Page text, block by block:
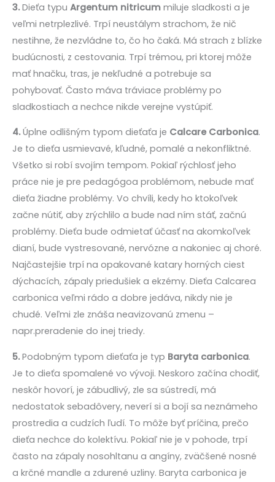
3.Dieťa typu Argentum nitricum miluje sladkosti a je
veľmi netrplezlivé. Trpí neustálym strachom, že nič
nestihne, že nezvládne to, čo ho čaká. Má strach z blízke
budúcnosti, z cestovania. Trpí trémou, pri ktorej môže
mať hnačku, tras, je nekľudné a potrebuje sa
pohybovať. Často máva tráviace problémy po
sladkostiach a nechce nikde verejne vystúpiť.
4.Úplne odlišným typom dieťaťa je Calcare Carbonica.
Je to dieťa usmievavé, kľudné, pomalé a nekonfliktné.
Všetko si robí svojím tempom. Pokiaľ rýchlosť jeho
práce nie je pre pedagógoa problémom, nebude mať
dieťa žiadne problémy. Vo chvíli, kedy ho ktokoľvek
začne nútiť, aby zrýchlilo a bude nad ním stáť, začnú
problémy. Dieťa bude odmietať účasť na akomkoľvek
dianí, bude vystresované, nervózne a nakoniec aj choré.
Najčastejšie trpí na opakované katary horných ciest
dýchacích, zápaly priedušiek a ekzémy. Dieťa Calcarea
carbonica veľmi rádo a dobre jedáva, nikdy nie je
chudé. Veľmi zle znáša neavizovanú zmenu –
napr.preradenie do inej triedy.
5.Podobným typom dieťaťa je typ Baryta carbonica.
Je to dieťa spomalené vo vývoji. Neskoro začína chodiť,
neskôr hovorí, je zábudlivý, zle sa sústredí, má
nedostatok sebadôvery, neverí si a bojí sa neznámeho
prostredia a cudzích ľudí. To môže byť príčina, prečo
dieťa nechce do kolektívu. Pokiaľ nie je v pohode, trpí
často na zápaly nosohltanu a angíny, zväčšené nosné
a krčné mandle a zdurené uzliny. Baryta carbonica je